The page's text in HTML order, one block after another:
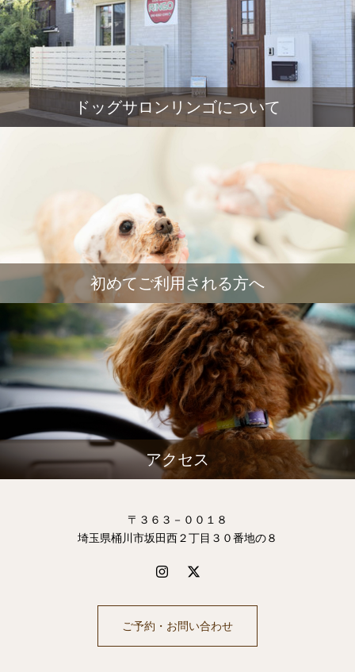
ドッグサロンリンゴについて
初めてご利用される方へ
アクセス
〒３６３－００１８
埼玉県桶川市坂田西２丁目３０番地の８
ご予約・お問い合わせ